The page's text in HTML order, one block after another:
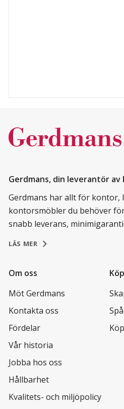
Gerdmans, din leverantör
Gerdmans har allt för kontor,
kontorsmöbler du behöver
snabb leverans,
LÄS MER
Om oss
Möt Gerdmans
Kontakta oss
Fördelar
Vår historia
Jobba hos oss
Hållbarhet
Kvalitets- och miljöpolicy